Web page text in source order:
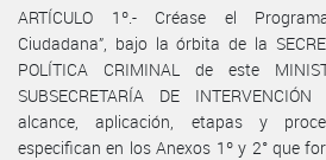
ARTÍCULO 1º.- Créase el
Ciudadana”, bajo la órbita de la
POLÍTICA CRIMINAL de este
SUBSECRETARÍA DE
alcance, aplicación, etapas y
especifican en los Anexos 1º y 2° que